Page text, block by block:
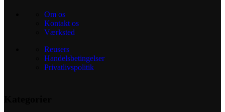
Om os
Kontakt os
Værksted
Reusers
Handelsbetingelser
Privatlivspolitik